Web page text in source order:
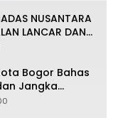
NUSANTARA
LANCAR DAN
Bogor Bahas
Jangka